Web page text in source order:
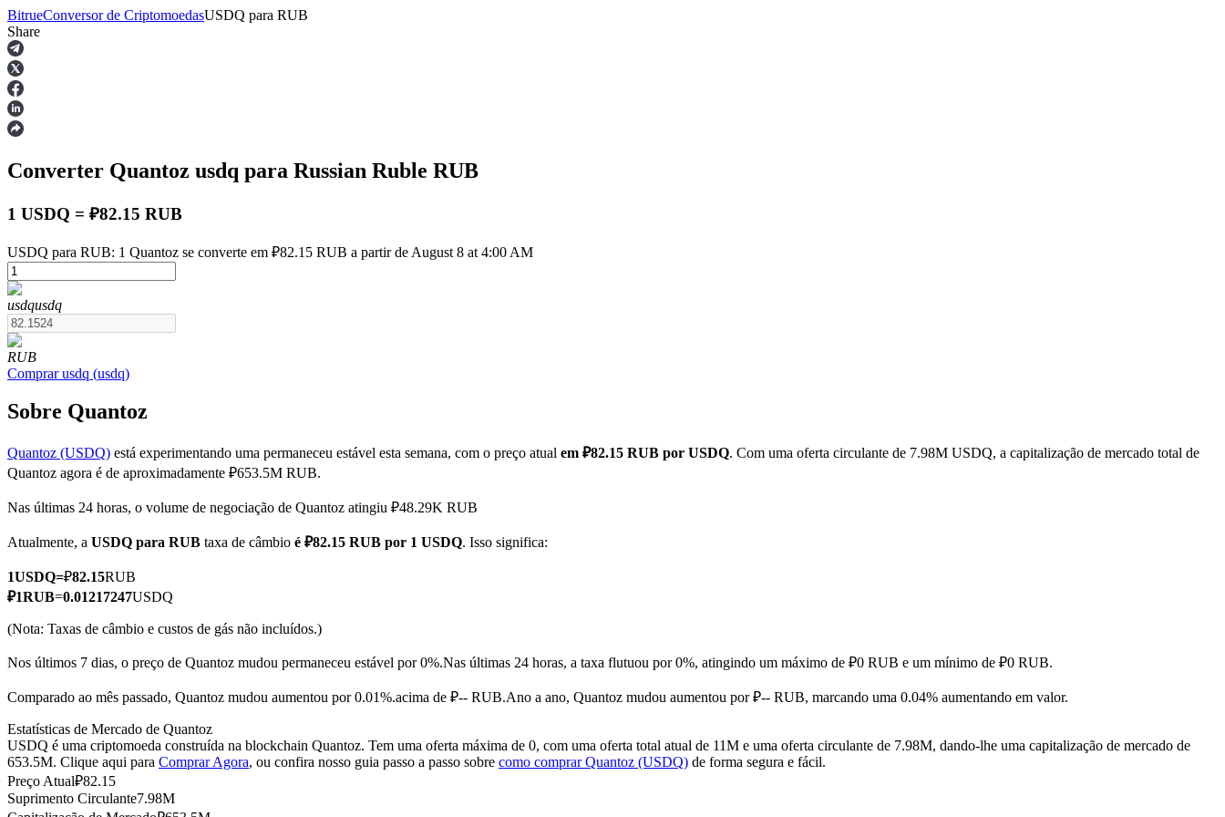
Futuros
Futuros usando USDT como garantia
TradFi
Derivativos de ações, câmbio, metais preciosos e commodities
Futuros de USDC
BitrueConversor de CriptomoedasUSDQ para RUB
Share
Converter Quantoz usdq para Russian Ruble RUB
1 USDQ = ₽82.15 RUB
USDQ para RUB: 1 Quantoz se converte em ₽82.15 RUB a partir de August 8 at 4:00 AM
usdqusdq
RUB
Comprar usdq (usdq)
Sobre Quantoz
Quantoz (USDQ) está experimentando uma permaneceu estável esta semana, com o preço atual em ₽82.15 RUB por USDQ. Com uma oferta circulante de 7.98M USDQ, a capitalização de mercado total de
Quantoz agora é de aproximadamente ₽653.5M RUB.
Nas últimas 24 horas, o volume de negociação de Quantoz atingiu ₽48.29K RUB
Atualmente, a USDQ para RUB taxa de câmbio é ₽82.15 RUB por 1 USDQ. Isso significa:
1USDQ=₽82.15RUB
₽1RUB=0.01217247USDQ
(Nota: Taxas de câmbio e custos de gás não incluídos.)
Nos últimos 7 dias, o preço de Quantoz mudou permaneceu estável por 0%.Nas últimas 24 horas, a taxa flutuou por 0%, atingindo um máximo de ₽0 RUB e um mínimo de ₽0 RUB.
Comparado ao mês passado, Quantoz mudou aumentou por 0.01%.acima de ₽-- RUB.Ano a ano, Quantoz mudou aumentou por ₽-- RUB, marcando uma 0.04% aumentando em valor.
Estatísticas de Mercado de Quantoz
USDQ é uma criptomoeda construída na blockchain Quantoz. Tem uma oferta máxima de 0, com uma oferta total atual de 11M e uma oferta circulante de 7.98M, dando-lhe uma capitalização de mercado de
653.5M. Clique aqui para Comprar Agora, ou confira nosso guia passo a passo sobre como comprar Quantoz (USDQ) de forma segura e fácil.
Preço Atual₽82.15
Suprimento Circulante7.98M